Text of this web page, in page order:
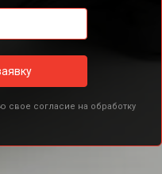
свое согласие на обработку